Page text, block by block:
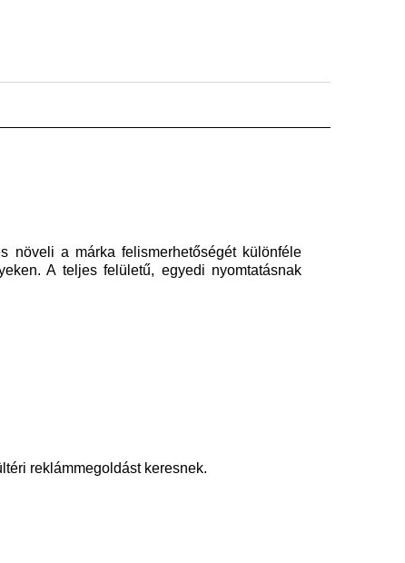
növeli a márka felismerhetőségét különféle
A teljes felületű, egyedi nyomtatásnak
reklámmegoldást keresnek.